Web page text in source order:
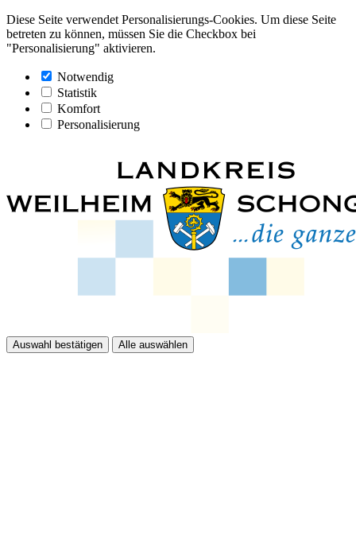
Diese Seite verwendet Personalisierungs-Cookies. Um diese Seite
betreten zu können, müssen Sie die Checkbox bei
"Personalisierung" aktivieren.
Notwendig
Statistik
Komfort
Personalisierung
Auswahl bestätigen Alle auswählen